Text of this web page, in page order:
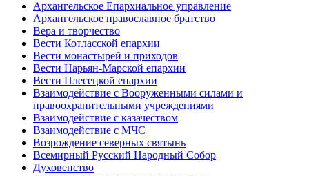
Архангельское Епархиальное управление
Архангельское православное братство
Вера и творчество
Вести Котласской епархии
Вести монастырей и приходов
Вести Нарьян-Марской епархии
Вести Плесецкой епархии
Взаимодействие с Вооруженными силами и
правоохранительными учреждениями
Взаимодействие с казачеством
Взаимодействие с МЧС
Возрождение северных святынь
Всемирный Русский Народный Собор
Духовенство